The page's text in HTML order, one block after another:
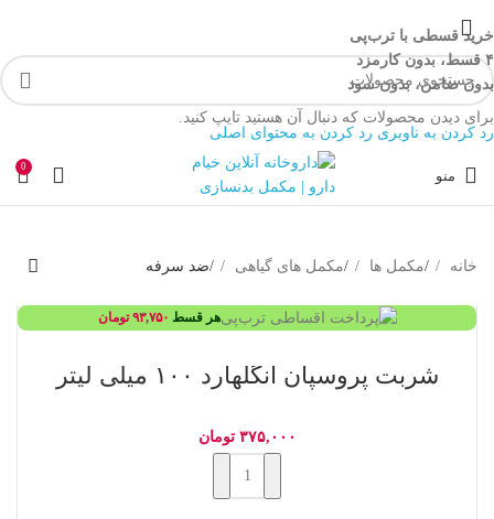
خرید قسطی با ترب‌پی
۴ قسط، بدون کارمزد
بدون ضامن، بدون سود
رد کردن به ناوبری رد کردن به محتوای اصلی
منو
0
خانه /مکمل ها /مکمل های گیاهی /ضد سرفه
هر قسط ۹۳,۷۵۰ تومان
شربت پروسپان انگلهارد ۱۰۰ میلی لیتر
۳۷۵,۰۰۰ تومان
برای دیدن محصولات که دنبال آن هستید تایپ کنید.